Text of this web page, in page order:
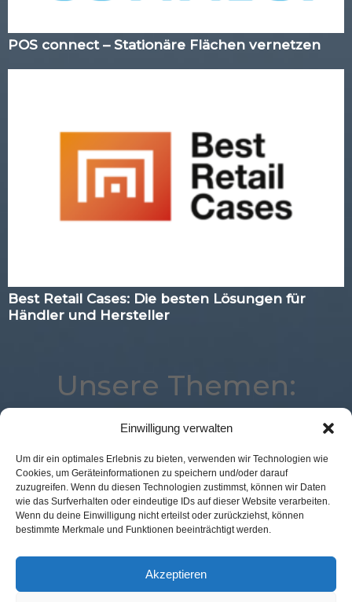
Einwilligung verwalten
Um dir ein optimales Erlebnis zu bieten, verwenden wir Technologien wie
Cookies, um Geräteinformationen zu speichern und/oder darauf
zuzugreifen. Wenn du diesen Technologien zustimmst, können wir Daten
wie das Surfverhalten oder eindeutige IDs auf dieser Website verarbeiten.
Wenn du deine Einwilligung nicht erteilst oder zurückziehst, können
bestimmte Merkmale und Funktionen beeinträchtigt werden.
Akzeptieren
POS connect – Stationäre Flächen vernetzen
Best Retail Cases: Die besten Lösungen für
Händler und Hersteller
Unsere Themen:
Studie Mobile Loyalty
Voice
Augmented Reality
Expertenwissen
Location
Logistik
Payment Analytics
Corona
eCommerce
POS Connect Advertising
Digital
Künstliche Intelligenz